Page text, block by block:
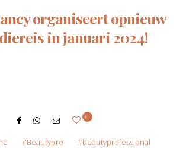
organiseert opnieuw
in januari 2024!
0
Beautypro
beautyprofessional